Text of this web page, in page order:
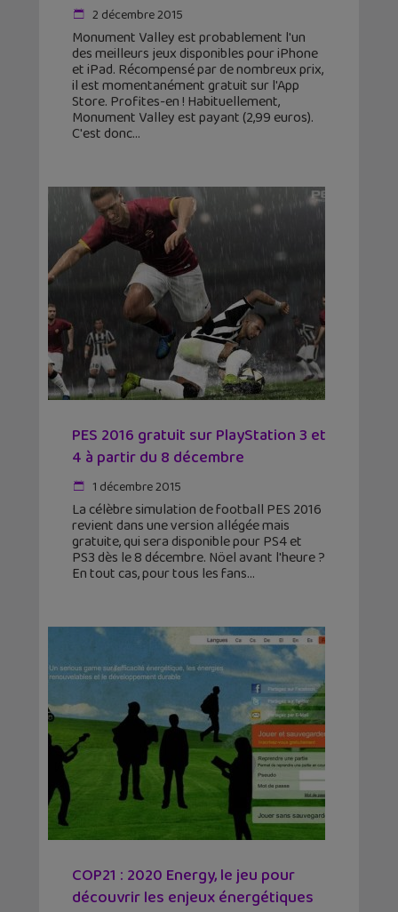
2 décembre 2015
Monument Valley est probablement l'un
des meilleurs jeux disponibles pour iPhone
et iPad. Récompensé par de nombreux prix,
il est momentanément gratuit sur l'App
Store. Profites-en ! Habituellement,
Monument Valley est payant (2,99 euros).
C'est donc
PES 2016 gratuit sur PlayStation 3 et
4 à partir du 8 décembre
1 décembre 2015
La célèbre simulation de football PES 2016
revient dans une version allégée mais
gratuite, qui sera disponible pour PS4 et
PS3 dès le 8 décembre. Nöel avant l'heure ?
En tout cas, pour tous les fans
COP21 : 2020 Energy, le jeu pour
découvrir les enjeux énergétiques